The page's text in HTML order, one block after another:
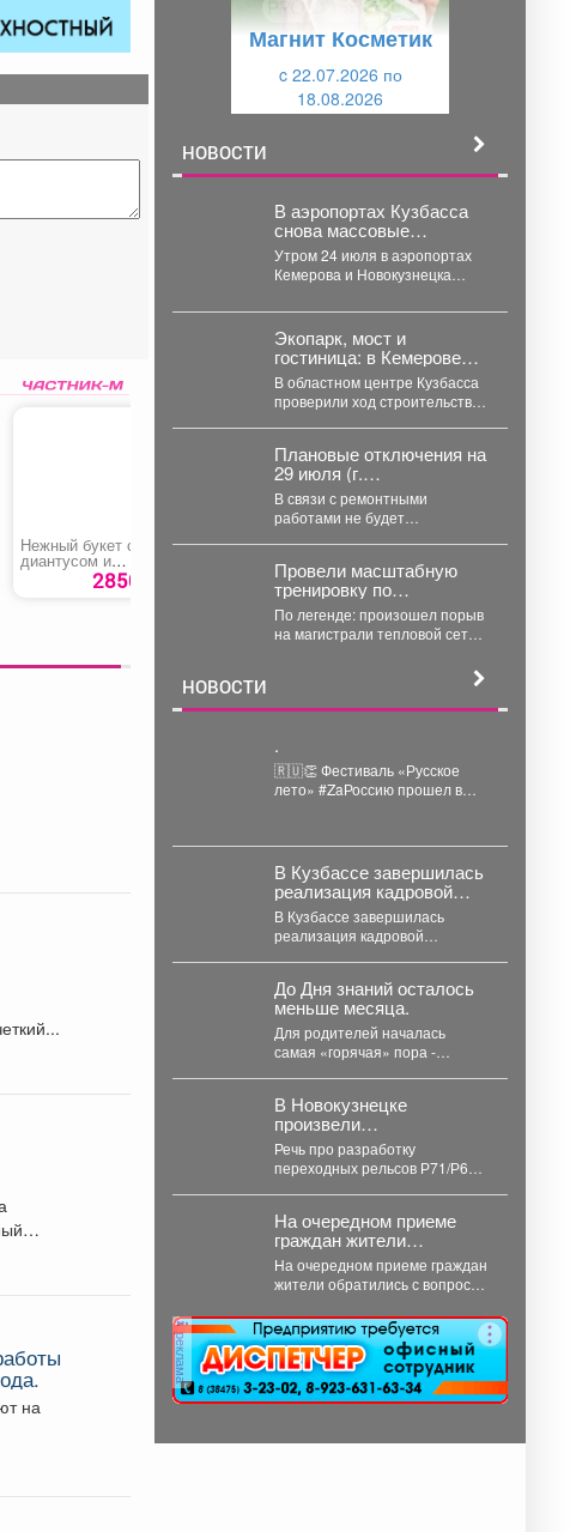
Нежный букет с
диантусом и
ромашкой 2850 руб.
Диантус с эвкалиптом
2450 руб.
Букет «Мир знаний»
на
Магнит Косметик
c 22.07.2026 по
18.08.2026
НОВОСТИ
В аэропортах Кузбасса
снова массовые
задержки рейсов -
причины
Утром 24 июля в аэропортах
Кемерова и Новокузнецка
Санкт-Петербург. ...
Экопарк, мост и
гостиница: в Кемерове
проинспектировали
стройки - какая
готовность объектов
В областном центре Кузбасса
проверили ход строительства
Середюк проинспектировал...
Плановые отключения на
29 июля (г.
Междуреченск)
В связи с ремонтными
работами не будет
Провели масштабную
тренировку по
привлечению сил и
средств на случай
большой коммунальной
По легенде: произошел порыв
на магистрали тепловой сети
НОВОСТИ
.
🇷🇺👏 Фестиваль «Русское
лето» #ZaРоссию прошел в
В Кузбассе завершилась
реализация кадровой
программы «СВОи Герои.
В Кузбассе завершилась
реализация кадровой
социальную адаптацию
ветеранов специальной...
До Дня знаний осталось
меньше месяца.
Для родителей началась
самая «горячая» пора -
В...
В Новокузнецке
произвели
инновационные рельсы
для тяжеловесного
движения
Речь про разработку
переходных рельсов Р71/Р65.
типов в путях...
На очередном приеме
граждан жители
обратились с вопросом
по графику движения
общественного
транспорта.
На очередном приеме граждан
жители обратились с вопросом
общественного транспорта.
Ещё в...
реклама